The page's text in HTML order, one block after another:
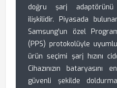
doğru şarj adaptörünü
ilişkilidir. Piyasada
Samsung'un özel
(PPS) protokolüyle uyumlu
ürün seçimi şarj hızını
Cihazınızın
güvenli şekilde